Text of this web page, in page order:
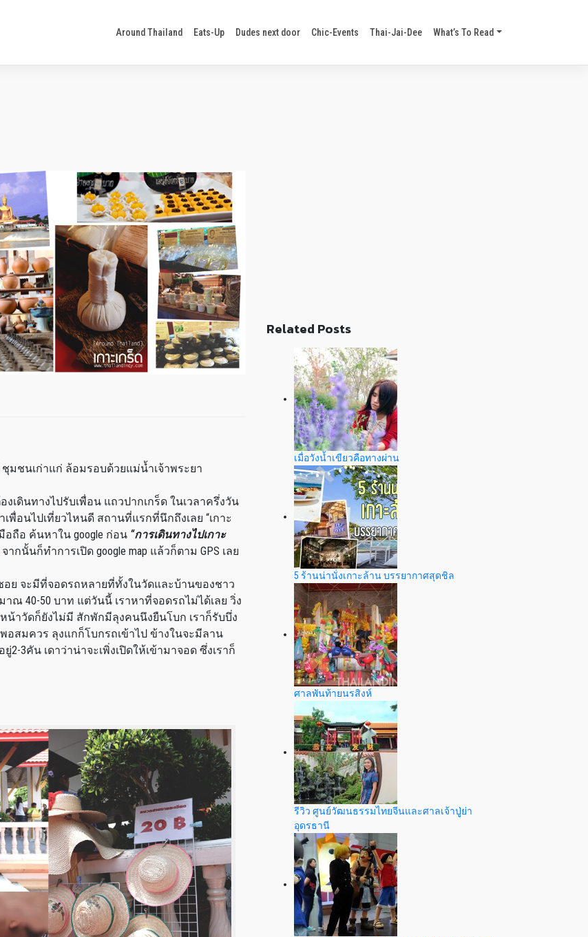
Around Thailand Eats-Up Dudes next door Chic-Events Thai-Jai-Dee What’s To Read
มชนเก่าแก่ ล้อมรอบด้วยแม่น้ำเจ้าพระยา
เดินทางไปรับเพื่อน แถวปากเกร็ด ในเวลาครึ่งวัน
พื่อนไปเที่ยวไหนดี สถานที่แรกที่นึกถึงเลย “เกาะ
อถือ ค้นหาใน google ก่อน “การเดินทางไปเกาะ
จากนั้นก็ทำการเปิด google map แล้วก็ตาม GPS เลย
ย จะมีที่จอดรถหลายที่ทั้งในวัดและบ้านของชาว
40-50 บาท แต่วันนี้ เราหาที่จอดรถไม่ได้เลย วิ่ง
น้าวัดก็ยังไม่มี สักพักมีลุงคนนึงยืนโบก เราก็รับบึ่ง
อสมควร ลุงแกก็โบกรถเข้าไป ข้างในจะมีลาน
3คัน เดาว่าน่าจะเพิ่งเปิดให้เข้ามาจอด ซึ่งเราก็
Related Posts
เมื่อวังน้ำเขียวคือทางผ่าน
5 ร้านน่านั่งเกาะล้าน บรรยากาศสุดชิล
ศาลพันท้ายนรสิงห์
รีวิว ศูนย์วัฒนธรรมไทยจีนและศาลเจ้าปู่ย่า
อุดรธานี